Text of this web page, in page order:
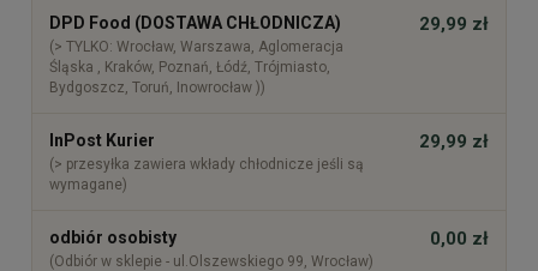
DPD Food (DOSTAWA CHŁODNICZA)
(> TYLKO: Wrocław, Warszawa, Aglomeracja
Śląska , Kraków, Poznań, Łódź, Trójmiasto,
Bydgoszcz, Toruń, Inowrocław ))
29,99 zł
InPost Kurier
(> przesyłka zawiera wkłady chłodnicze jeśli są
wymagane)
29,99 zł
odbiór osobisty
(Odbiór w sklepie - ul.Olszewskiego 99, Wrocław)
0,00 zł